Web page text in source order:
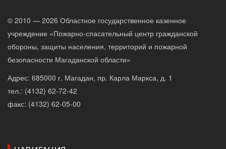
© 2010 — 2026 Областное государственное казенное
учреждение «Пожарно-спасательный центр гражданской
обороны, защиты населения, территорий и пожарной
безопасности Магаданской области»
Адрес: 685000 г. Магадан, пр. Карла Маркса, д. 1
тел.: (4132) 62-72-42
факс: (4132) 62-05-00